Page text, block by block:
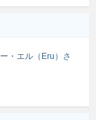
・エル（Eru）さ